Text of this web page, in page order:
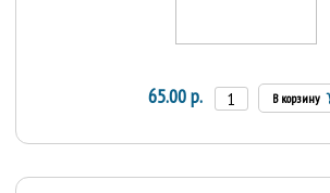
65.00 р. В корзину